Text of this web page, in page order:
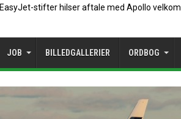
Air France etablerer A320-sæ
JOB BILLEDGALLERIER ORDBOG